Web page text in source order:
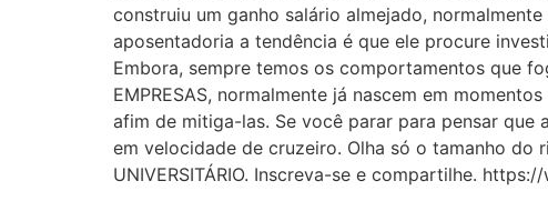
construiu um ganho salário almejado,
aposentadoria a tendência é que ele procure
Embora, sempre temos os comportamentos que
EMPRESAS, normalmente já nascem em
afim de mitiga-las. Se você parar para pensar
em velocidade de cruzeiro. Olha só o tamanho do
UNIVERSITÁRIO. Inscreva-se e compartilhe.